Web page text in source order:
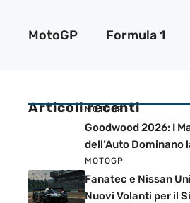
MotoGP Formula 1
Articoli recenti
MOTOGP
Goodwood 2026: I
dell’Auto Dominano
MOTOGP
Fanatec e Nissan
Nuovi Volanti per il